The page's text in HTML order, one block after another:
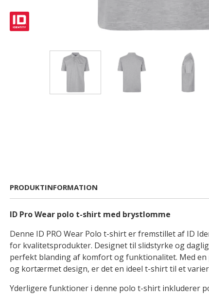
PRODUKTINFORMATION
ID Pro Wear polo t-shirt med brystlomme
Denne ID PRO Wear Polo t-shirt er fremstillet af ID
for kvalitetsprodukter. Designet til slidstyrke og
perfekt blanding af komfort og funktionalitet. Med
og kortærmet design, er det en ideel t-shirt til et
Yderligere funktioner i denne polo t-shirt inkluderer